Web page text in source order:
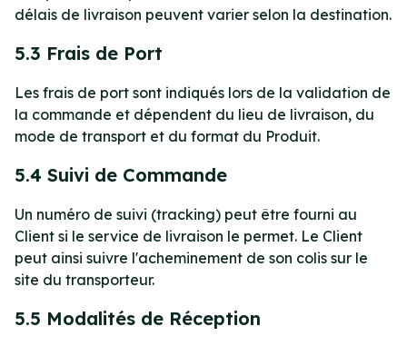
délais de livraison peuvent varier selon la destination.
5.3 Frais de Port
Les frais de port sont indiqués lors de la validation de
la commande et dépendent du lieu de livraison, du
mode de transport et du format du Produit.
5.4 Suivi de Commande
Un numéro de suivi (tracking) peut être fourni au
Client si le service de livraison le permet. Le Client
peut ainsi suivre l'acheminement de son colis sur le
site du transporteur.
5.5 Modalités de Réception